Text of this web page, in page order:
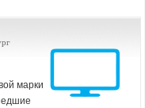
марки